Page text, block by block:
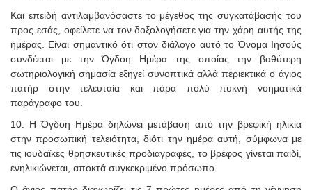
Και επειδή αντιλαμβανόσαστε το μέγεθος της συγκατάβασής του
προς εσάς, οφείλετε να τον δοξολογήσετε για την χάρη αυτής της
ημέρας. Είναι σημαντικό ότι στον διάλογο αυτό το Όνομα Ιησούς
συνδέεται με την Όγδοη Ημέρα της οποίας την βαθύτερη
σωτηριολογική σημασία εξηγεί συνοπτικά αλλά περιεκτικά ο άγιος
πατήρ στην τελευταία και πάρα πολύ πυκνή νοηματικά
παράγραφο του.
10. Η Όγδοη Ημέρα δηλώνει μετάβαση από την βρεφική ηλικία
στην προσωπική τελειότητα, διότι την ημέρα αυτή, σύμφωνα με
τις ιουδαϊκές θρησκευτικές προδιαγραφές, το βρέφος γίνεται παιδί,
ενηλικιώνεται, αποκτά συγκεκριμένο πρόσωπο.